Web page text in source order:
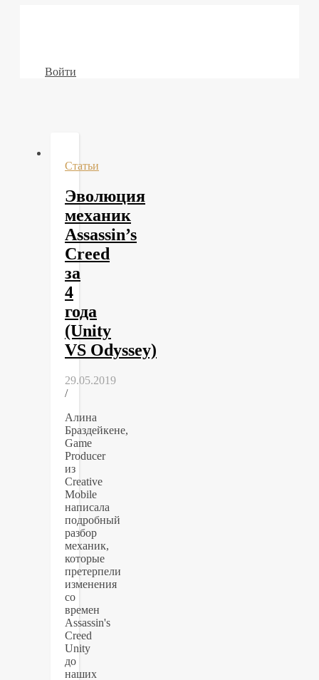
Войти
Статьи
Эволюция
механик
Assassin’s
Creed
за
4
года
(Unity
VS Odyssey)
29.05.2019
/
Алина
Браздейкене,
Game
Producer
из
Creative
Mobile
написала
подробный
разбор
механик,
которые
претерпели
изменения
со
времен
Assassin's
Creed
Unity
до
наших